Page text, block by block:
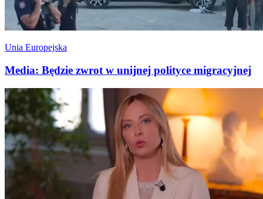
Unia Europejska
Media: Będzie zwrot w unijnej polityce migracyjnej